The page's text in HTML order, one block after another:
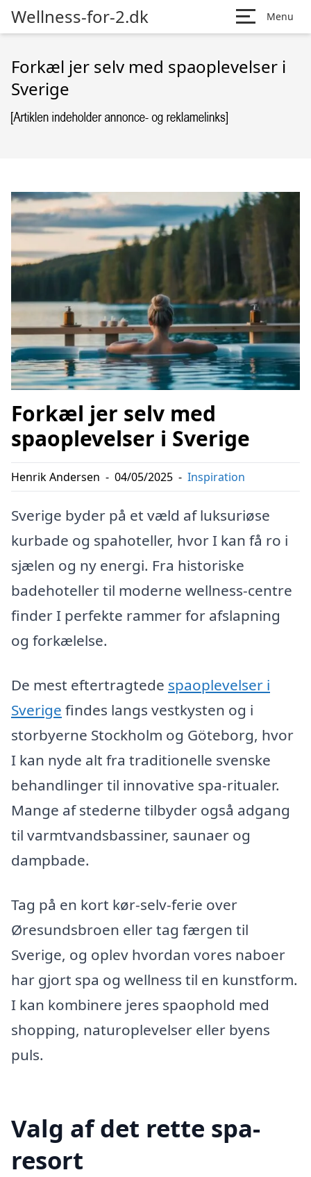
Wellness-for-2.dk Menu
Forkæl jer selv med spaoplevelser i
Sverige
Forkæl jer selv med
spaoplevelser i Sverige
Henrik Andersen - 04/05/2025 - Inspiration
Sverige byder på et væld af luksuriøse
kurbade og spahoteller, hvor I kan få ro i
sjælen og ny energi. Fra historiske
badehoteller til moderne wellness-centre
finder I perfekte rammer for afslapning
og forkælelse.
De mest eftertragtede spaoplevelser i
Sverige findes langs vestkysten og i
storbyerne Stockholm og Göteborg, hvor
I kan nyde alt fra traditionelle svenske
behandlinger til innovative spa-ritualer.
Mange af stederne tilbyder også adgang
til varmtvandsbassiner, saunaer og
dampbade.
Tag på en kort kør-selv-ferie over
Øresundsbroen eller tag færgen til
Sverige, og oplev hvordan vores naboer
har gjort spa og wellness til en kunstform.
I kan kombinere jeres spaophold med
shopping, naturoplevelser eller byens
puls.
Valg af det rette spa-
resort